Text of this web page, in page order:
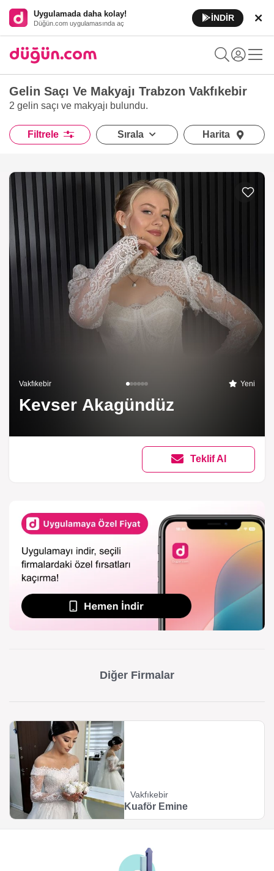
Uygulamada daha kolay!
Düğün.com uygulamasında aç
İNDİR
Gelin Saçı Ve Makyajı Trabzon Vakfıkebir‎
2 gelin saçı ve makyajı bulundu.
Filtrele Sırala Harita
Vakfıkebir‎ Yeni
Kevser Akagündüz
Teklif Al
Diğer Firmalar
Vakfıkebir‎
Kuaför Emine